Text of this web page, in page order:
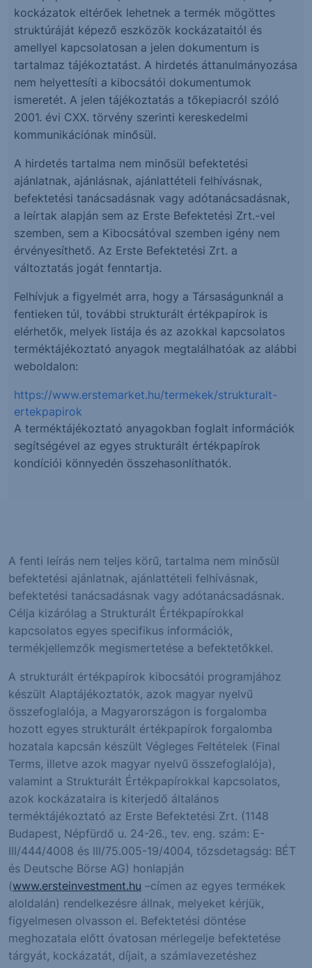
kockázatok eltérőek lehetnek a termék mögöttes
struktúráját képező eszközök kockázataitól és
amellyel kapcsolatosan a jelen dokumentum is
tartalmaz tájékoztatást. A hirdetés áttanulmányozása
nem helyettesíti a kibocsátói dokumentumok
ismeretét. A jelen tájékoztatás a tőkepiacról szóló
2001. évi CXX. törvény szerinti kereskedelmi
kommunikációnak minősül.
A hirdetés tartalma nem minősül befektetési
ajánlatnak, ajánlásnak, ajánlattételi felhívásnak,
befektetési tanácsadásnak vagy adótanácsadásnak,
a leírtak alapján sem az Erste Befektetési Zrt.-vel
szemben, sem a Kibocsátóval szemben igény nem
érvényesíthető. Az Erste Befektetési Zrt. a
változtatás jogát fenntartja.
Felhívjuk a figyelmét arra, hogy a Társaságunknál a
fentieken túl, további strukturált értékpapírok is
elérhetők, melyek listája és az azokkal kapcsolatos
terméktájékoztató anyagok megtalálhatóak az alábbi
weboldalon:
https://www.erstemarket.hu/termekek/strukturalt-
ertekpapirok
A terméktájékoztató anyagokban foglalt információk
segítségével az egyes strukturált értékpapírok
kondíciói könnyedén összehasonlíthatók.
A fenti leírás nem teljes körű, tartalma nem minősül
befektetési ajánlatnak, ajánlattételi felhívásnak,
befektetési tanácsadásnak vagy adótanácsadásnak.
Célja kizárólag a Strukturált Értékpapírokkal
kapcsolatos egyes specifikus információk,
termékjellemzők megismertetése a befektetőkkel.
A strukturált értékpapírok kibocsátói programjához
készült Alaptájékoztatók, azok magyar nyelvű
összefoglalója, a Magyarországon is forgalomba
hozott egyes strukturált értékpapírok forgalomba
hozatala kapcsán készült Végleges Feltételek (Final
Terms, illetve azok magyar nyelvű összefoglalója),
valamint a Strukturált Értékpapírokkal kapcsolatos,
azok kockázataira is kiterjedő általános
terméktájékoztató az Erste Befektetési Zrt. (1148
Budapest, Népfürdő u. 24-26., tev. eng. szám: E-
III/444/4008 és III/75.005-19/4004, tőzsdetagság: BÉT
és Deutsche Börse AG) honlapján
(www.ersteinvestment.hu –címen az egyes termékek
aloldalán) rendelkezésre állnak, melyeket kérjük,
figyelmesen olvasson el. Befektetési döntése
meghozatala előtt óvatosan mérlegelje befektetése
tárgyát, kockázatát, díjait, a számlavezetéshez